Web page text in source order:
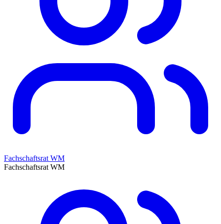
Fachschaftsrat WM
Fachschaftsrat WM